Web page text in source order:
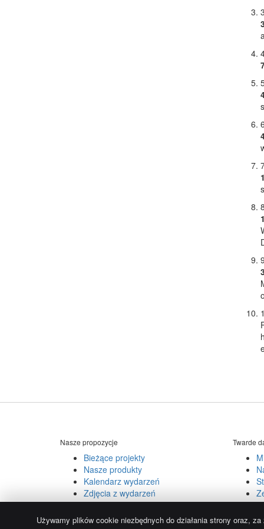
Nasze propozycje
Bieżące projekty
Nasze produkty
Kalendarz wydarzeń
Zdjęcia z wydarzeń
Twarde
Używamy plików cookie niezbędnych do działania strony oraz,